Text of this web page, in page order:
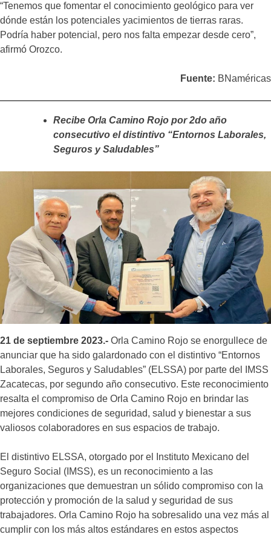
“Tenemos que fomentar el conocimiento geológico para ver
dónde están los potenciales yacimientos de tierras raras.
Podría haber potencial, pero nos falta empezar desde cero”,
afirmó Orozco.
Fuente: BNaméricas
Recibe Orla Camino Rojo por 2do año
consecutivo el distintivo “Entornos Laborales,
Seguros y Saludables”
21 de septiembre 2023.- Orla Camino Rojo se enorgullece de
anunciar que ha sido galardonado con el distintivo “Entornos
Laborales, Seguros y Saludables” (ELSSA) por parte del IMSS
Zacatecas, por segundo año consecutivo. Este reconocimiento
resalta el compromiso de Orla Camino Rojo en brindar las
mejores condiciones de seguridad, salud y bienestar a sus
valiosos colaboradores en sus espacios de trabajo.
El distintivo ELSSA, otorgado por el Instituto Mexicano del
Seguro Social (IMSS), es un reconocimiento a las
organizaciones que demuestran un sólido compromiso con la
protección y promoción de la salud y seguridad de sus
trabajadores. Orla Camino Rojo ha sobresalido una vez más al
cumplir con los más altos estándares en estos aspectos